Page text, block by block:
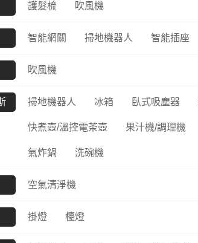
外接式硬碟
隨身碟
工業用SSD
工業用隨身碟
工業用記憶卡
中繼台
系統
無線電對講
台無線電
業車載台對講
廠配件
護髮梳 吹風機
智能網關 掃地機器人 智能插座
吹風機
掃地機器人 冰箱 臥式吸塵器
快煮壺/溫控電茶壺 果汁機/調理機
氣炸鍋 洗碗機
空氣清淨機
掛燈 檯燈